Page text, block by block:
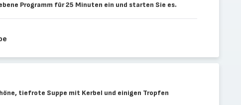
Programm für 25 Minuten ein und starten Sie es.
tiefrote Suppe mit Kerbel und einigen Tropfen